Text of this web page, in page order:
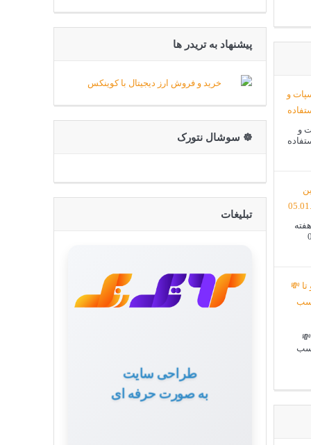
و
کسب
پیشنهاد به تریدر ها
☸️ سوشال نتورک
تبلیغات
طراحی سایت
به صورت حرفه ای